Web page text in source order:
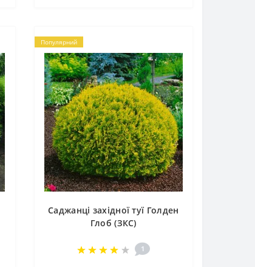
Популярний
Саджанці західної туї Голден
Глоб (ЗКС)
1